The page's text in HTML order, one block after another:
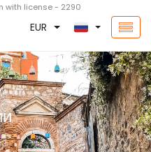
with license - 2290
EUR